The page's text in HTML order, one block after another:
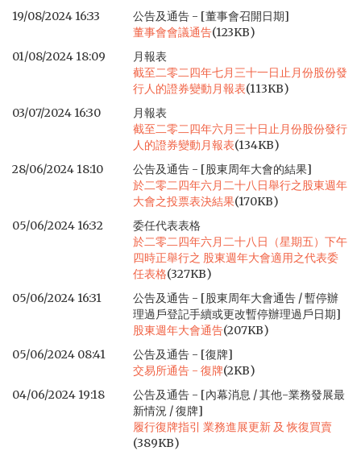
19/08/2024 16:33
公告及通告 - [董事會召開日期]
董事會會議通告(123KB)
01/08/2024 18:09
月報表
截至二零二四年七月三十一日止月份股份發
行人的證券變動月報表(113KB)
03/07/2024 16:30
月報表
截至二零二四年六月三十日止月份股份發行
人的證券變動月報表(134KB)
28/06/2024 18:10
公告及通告 - [股東周年大會的結果]
於二零二四年六月二十八日舉行之股東週年
大會之投票表決結果(170KB)
05/06/2024 16:32
委任代表表格
於二零二四年六月二十八日（星期五）下午
四時正舉行之 股東週年大會適用之代表委
任表格(327KB)
05/06/2024 16:31
公告及通告 - [股東周年大會通告 / 暫停辦
理過戶登記手續或更改暫停辦理過戶日期]
股東週年大會通告(207KB)
05/06/2024 08:41
公告及通告 - [復牌]
交易所通告 - 復牌(2KB)
04/06/2024 19:18
公告及通告 - [內幕消息 / 其他-業務發展最
新情況 / 復牌]
履行復牌指引 業務進展更新 及 恢復買賣
(389KB)